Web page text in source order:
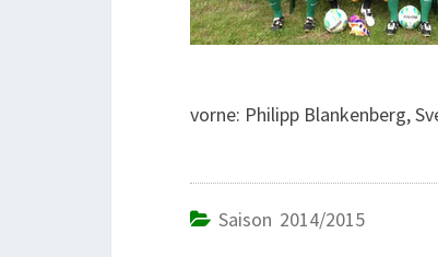
vorne: Philipp Blankenberg,
Saison 2014/2015